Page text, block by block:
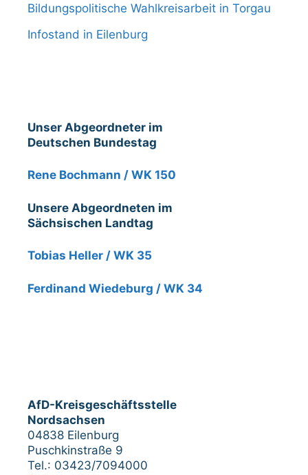
Bildungspolitische Wahlkreisarbeit in Torgau
Infostand in Eilenburg
Unser Abgeordneter im
Deutschen Bundestag
Rene Bochmann / WK 150
Unsere Abgeordneten im
Sächsischen Landtag
Tobias Heller / WK 35
Ferdinand Wiedeburg / WK 34
AfD-Kreisgeschäftsstelle
Nordsachsen
04838 Eilenburg
Puschkinstraße 9
Tel.: 03423/7094000